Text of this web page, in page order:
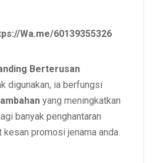
Wa.me/60139355326
Berterusan
digunakan, ia berfungsi
yang meningkatkan
banyak penghantaran
kesan promosi jenama anda.